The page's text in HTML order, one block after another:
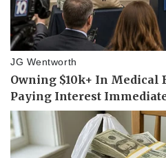
Thể thao
Bóng đá